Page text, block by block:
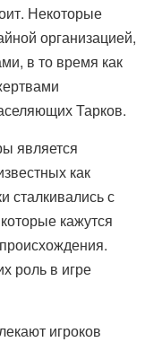
Некоторые
организацией,
в то время как
Тарков.
является
как
сталкивались с
кажутся
роль в игре
игроков